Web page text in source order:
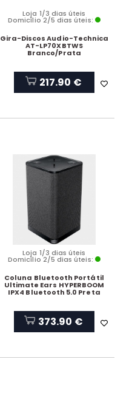
Loja 1/3 dias úteis
Domicílio 2/5 dias úteis:
Gira-Discos Audio-Technica
AT-LP70XBTWS
Branco/Prata
217.90 €
Loja 1/3 dias úteis
Domicílio 2/5 dias úteis:
Coluna Bluetooth Portátil
Ultimate Ears HYPERBOOM
IPX4 Bluetooth 5.0 Preta
373.90 €